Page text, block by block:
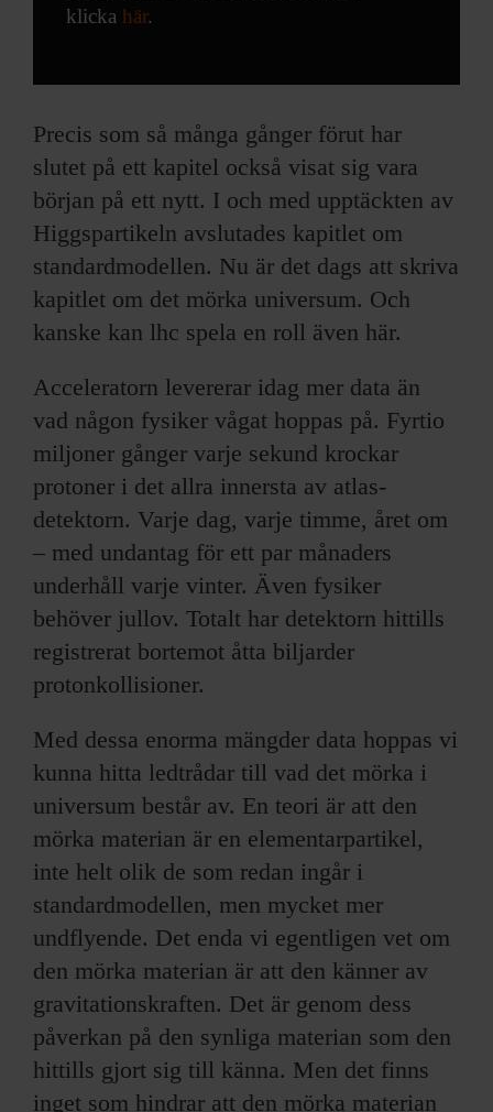
klicka här.
Precis som så många gånger förut har
slutet på ett kapitel också visat sig vara
början på ett nytt. I och med upptäckten av
Higgspartikeln avslutades kapitlet om
standardmodellen. Nu är det dags att skriva
kapitlet om det mörka universum. Och
kanske kan lhc spela en roll även här.
Acceleratorn levererar idag mer data än
vad någon fysiker vågat hoppas på. Fyrtio
miljoner gånger varje sekund krockar
protoner i det allra innersta av atlas-
detektorn. Varje dag, varje timme, året om
– med undantag för ett par månaders
underhåll varje vinter. Även fysiker
behöver jullov. Totalt har detektorn hittills
registrerat bortemot åtta biljarder
protonkollisioner.
Med dessa enorma mängder data hoppas vi
kunna hitta ledtrådar till vad det mörka i
universum består av. En teori är att den
mörka materian är en elementarpartikel,
inte helt olik de som redan ingår i
standardmodellen, men mycket mer
undflyende. Det enda vi egentligen vet om
den mörka materian är att den känner av
gravitationskraften. Det är genom dess
påverkan på den synliga materian som den
hittills gjort sig till känna. Men det finns
inget som hindrar att den mörka materian